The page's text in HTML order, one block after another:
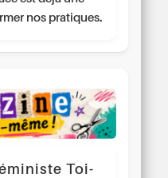
nos pratiques.
Toi-